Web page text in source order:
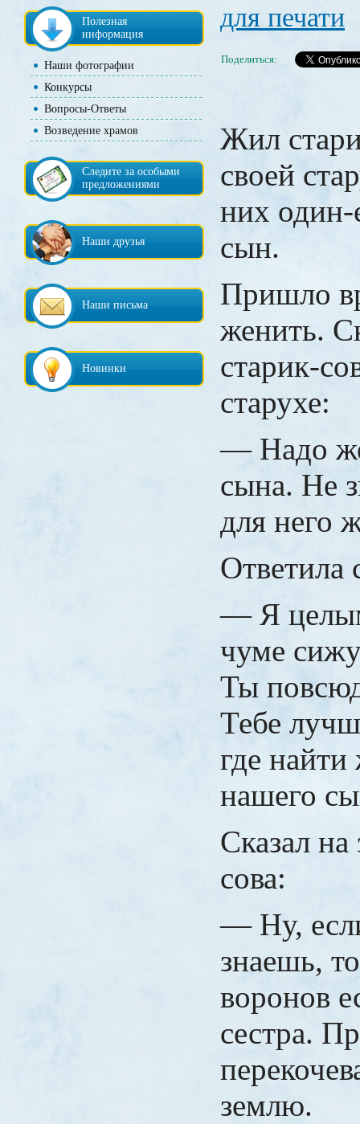
Полезная
информация
Наши фотографии
Конкурсы
Вопросы-Ответы
Возведение храмов
Следите за особыми
предложениями
Наши друзья
Наши письма
Новинки
для печати
Поделиться:
Жил
своей
них один-
сын.
Пришло
женить.
старик-
старухе:
— Надо
сына. Не
для него
Ответила
— Я
чуме
Ты
Тебе
где
нашего
Сказал на
сова:
— Ну,
знаешь,
воронов
сестра.
землю.